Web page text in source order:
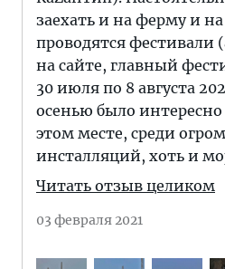
заехать и на ферму и
проводятся
на сайте, главный
30 июля по 8 августа
осенью было интересно
этом месте, среди
инсталляций, хоть и
Читать отзыв целиком
03 февраля 2021